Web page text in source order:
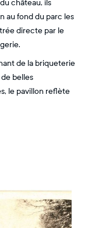
château, ils
au fond du parc les
directe par le
de la briqueterie
belles
le pavillon reflète